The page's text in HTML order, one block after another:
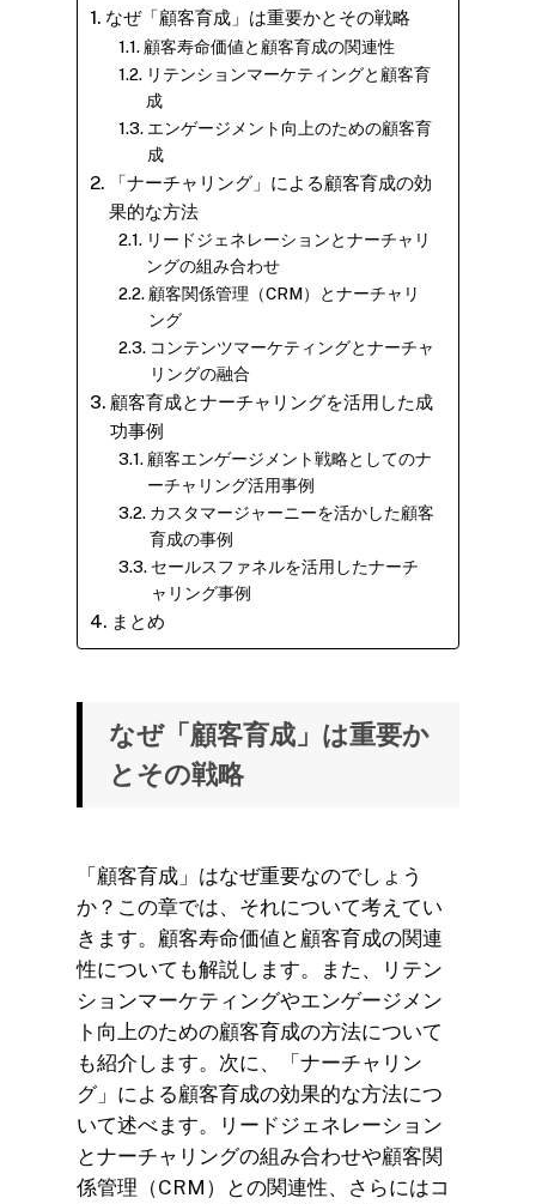
なぜ「顧客育成」は重要かとその戦略
顧客寿命価値と顧客育成の関連性
リテンションマーケティングと顧客育
成
エンゲージメント向上のための顧客育
成
「ナーチャリング」による顧客育成の効
果的な方法
リードジェネレーションとナーチャリ
ングの組み合わせ
顧客関係管理（CRM）とナーチャリ
ング
コンテンツマーケティングとナーチャ
リングの融合
顧客育成とナーチャリングを活用した成
功事例
顧客エンゲージメント戦略としてのナ
ーチャリング活用事例
カスタマージャーニーを活かした顧客
育成の事例
セールスファネルを活用したナーチ
ャリング事例
まとめ
なぜ「顧客育成」は重要か
とその戦略
「顧客育成」はなぜ重要なのでしょう
か？この章では、それについて考えてい
きます。顧客寿命価値と顧客育成の関連
性についても解説します。また、リテン
ションマーケティングやエンゲージメン
ト向上のための顧客育成の方法について
も紹介します。次に、「ナーチャリン
グ」による顧客育成の効果的な方法につ
いて述べます。リードジェネレーション
とナーチャリングの組み合わせや顧客関
係管理（CRM）との関連性、さらにはコ